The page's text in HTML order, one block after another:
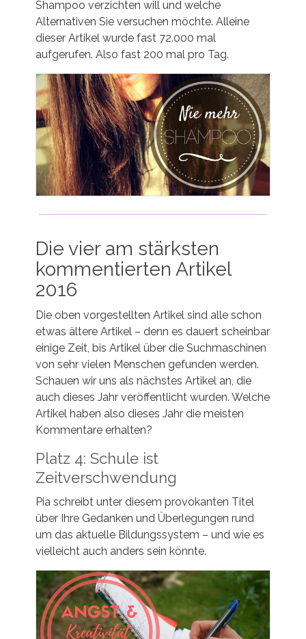
Shampoo verzichten will und welche
Alternativen Sie versuchen möchte. Alleine
dieser Artikel wurde fast 72.000 mal
aufgerufen. Also fast 200 mal pro Tag.
Die vier am stärksten
kommentierten Artikel
2016
Die oben vorgestellten Artikel sind alle schon
etwas ältere Artikel – denn es dauert scheinbar
einige Zeit, bis Artikel über die Suchmaschinen
von sehr vielen Menschen gefunden werden.
Schauen wir uns als nächstes Artikel an, die
auch dieses Jahr veröffentlicht wurden. Welche
Artikel haben also dieses Jahr die meisten
Kommentare erhalten?
Platz 4: Schule ist
Zeitverschwendung
Pia schreibt unter diesem provokanten Titel
über Ihre Gedanken und Überlegungen rund
um das aktuelle Bildungssystem – und wie es
vielleicht auch anders sein könnte.